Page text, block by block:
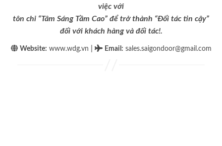
việc với
tôn chỉ “Tâm Sáng Tầm Cao” để trở thành “Đối tác tin cậy”
đối với khách hàng và đối tác!.
Website: www.wdg.vn Email : sales.saigondoor@gmail.com